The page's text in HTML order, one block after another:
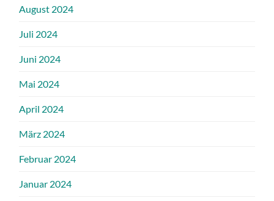
August 2024
Juli 2024
Juni 2024
Mai 2024
April 2024
März 2024
Februar 2024
Januar 2024